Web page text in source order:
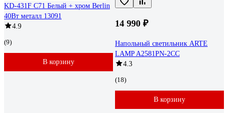
KD-431F С71 Белый + хром Berlin
40Вт металл 13091
4.9
(9)
В корзину
14 990 ₽
Напольный светильник ARTE
LAMP A2581PN-2CC
4.3
(18)
В корзину